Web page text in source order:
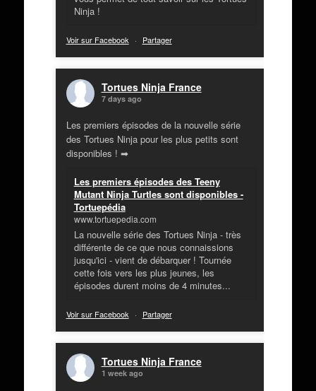
Ninja !
Voir sur Facebook · Partager
Tortues Ninja France
7 days ago
Les premiers épisodes de la nouvelle série
des Tortues Ninja pour les plus petits sont
disponibles ! ➡
Les premiers épisodes des Teeny
Mutant Ninja Turtles sont disponibles -
Tortuepédia
www.tortuepedia.com
La nouvelle série des Tortues Ninja - très
différente de ce que nous connaissions
jusqu'ici - vient de débarquer ! Tournée
cette fois vers les plus jeunes, les
épisodes durent moins de 4 minutes...
Voir sur Facebook · Partager
Tortues Ninja France
1 week ago